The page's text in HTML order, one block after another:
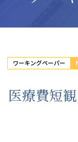
ワーキングペーパー
医療費短